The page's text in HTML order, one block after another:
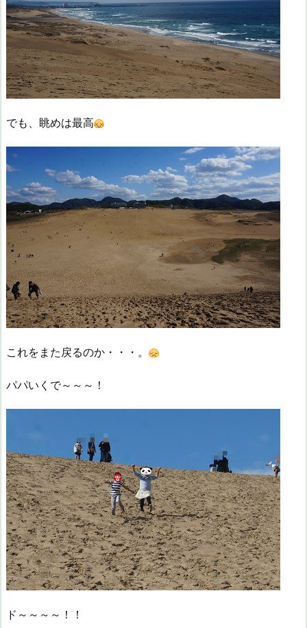
でも、眺めは最高
これをまた戻るのか・・・。
パパいくで～～～！
ド～～～～！！